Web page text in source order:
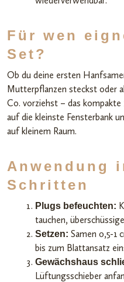
Für wen
Set?
Ob du deine ersten
Mutterpflanzen steckst oder
Co. vorziehst – das kompakte
auf die kleinste Fensterbank
auf kleinem Raum.
Anwendung
Schritten
Plugs befeuchten:
tauchen,
Setzen: Samen 0,5-1
bis zum Blattansatz
Gewächshaus
Lüftungsschieber